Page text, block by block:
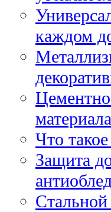
каждом
материала
Что
Защита